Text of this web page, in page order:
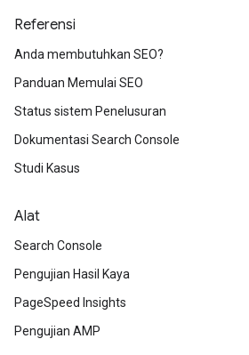
Referensi
Anda membutuhkan SEO?
Panduan Memulai SEO
Status sistem Penelusuran
Dokumentasi Search Console
Studi Kasus
Alat
Search Console
Pengujian Hasil Kaya
PageSpeed Insights
Pengujian AMP